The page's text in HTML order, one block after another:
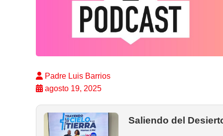
Padre Luis Barrios
agosto 19, 2025
Saliendo del